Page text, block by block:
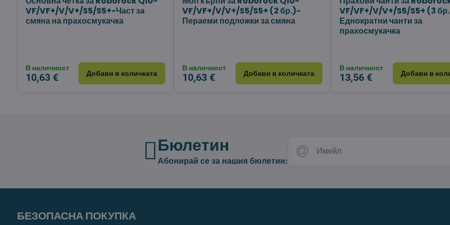
VF/VF+/V/V+/S5/S5+-Част за
смяна на прахосмукачка
В наличност
10,63 € Добави в количката
VF/VF+/V/V+/S5/S5+ (2 бр.)-
Пераеми подложки за смяна
В наличност
10,63 € Добави в количката
VF/VF+/V/V+/S5/S5+ (3
Еднократни чанти за
прахосмукачка
В наличност
13,56 € Добави в
Бюлетин
Абонирай се за нашия бюлетин:
БЕЗОПАСНА ПОКУПКА